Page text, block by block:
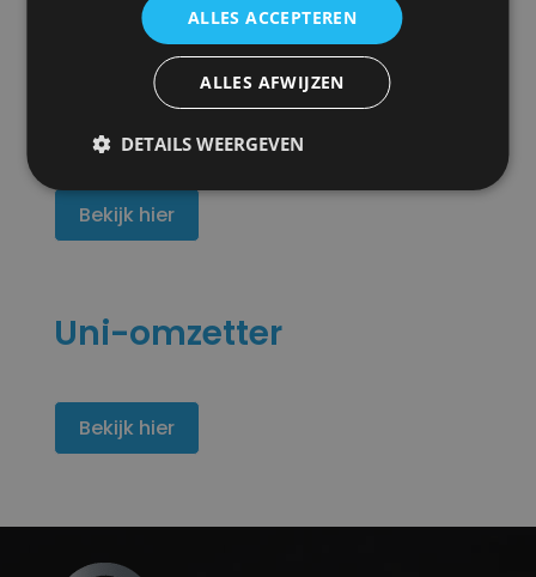
diagrammen vinden toepassing bij ontwerp van
onder meer stoomturbines, koeltechniek,
weersvoorspelling en luchtdrogingsinstallaties voor
de voedingsmiddelenindustrie, koelcel en vriescel
berekeningen.
Bekijk hier
Uni-omzetter
Bekijk hier
ALLES ACCEPTEREN
ALLES AFWIJZEN
DETAILS WEERGEVEN